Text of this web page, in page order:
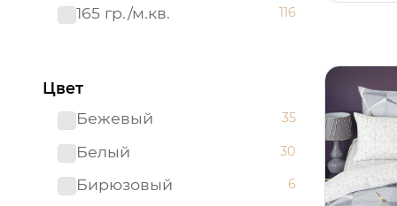
165 гр./м.кв. 116
Цвет
Бежевый
35
Белый 30
Бирюзовый 6